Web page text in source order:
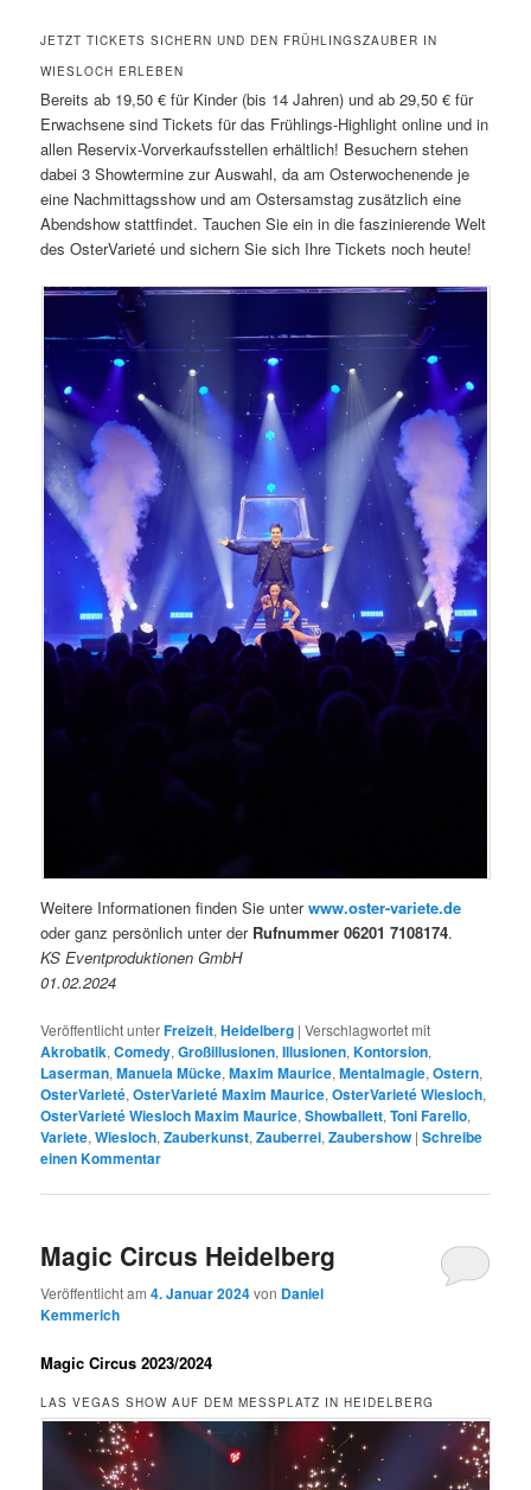
JETZT TICKETS SICHERN UND DEN FRÜHLINGSZAUBER IN
WIESLOCH ERLEBEN
Bereits ab 19,50 € für Kinder (bis 14 Jahren) und ab 29,50 € für
Erwachsene sind Tickets für das Frühlings-Highlight online und in
allen Reservix-Vorverkaufsstellen erhältlich! Besuchern stehen
dabei 3 Showtermine zur Auswahl, da am Osterwochenende je
eine Nachmittagsshow und am Ostersamstag zusätzlich eine
Abendshow stattfindet. Tauchen Sie ein in die faszinierende Welt
des OsterVarieté und sichern Sie sich Ihre Tickets noch heute!
Weitere Informationen finden Sie unterwww.oster-variete.de
oder ganz persönlich unter der Rufnummer 06201 7108174.
KS Eventproduktionen GmbH
01.02.2024
Veröffentlicht unterFreizeit,Heidelberg |Verschlagwortet mit
Akrobatik,Comedy,Großillusionen,Illusionen,Kontorsion,
Laserman,Manuela Mücke,Maxim Maurice,Mentalmagie,Ostern,
OsterVarieté,OsterVarieté Maxim Maurice,OsterVarieté Wiesloch,
OsterVarieté Wiesloch Maxim Maurice,Showballett,Toni Farello,
Variete,Wiesloch,Zauberkunst,Zauberrei,Zaubershow |Schreibe
einen Kommentar
Magic Circus Heidelberg
Veröffentlicht am4. Januar 2024von Daniel
Kemmerich
Magic Circus 2023/2024
LAS VEGAS SHOW AUF DEM MESSPLATZ IN HEIDELBERG